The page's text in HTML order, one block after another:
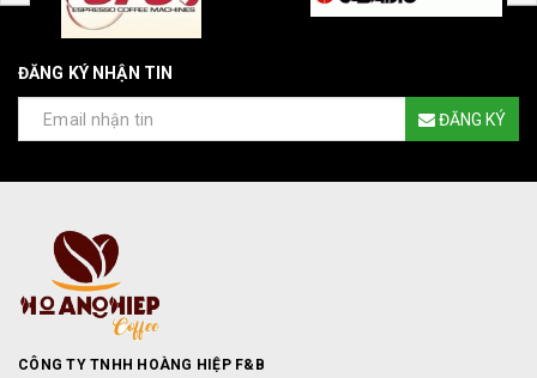
ĐĂNG KÝ NHẬN TIN
ĐĂNG KÝ
CÔNG TY TNHH HOÀNG HIỆP F&B